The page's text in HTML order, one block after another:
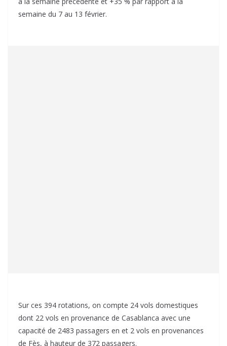
semaine du 7 au 13 février.
Sur ces 394 rotations, on compte 24 vols domestiques
dont 22 vols en provenance de Casablanca avec une
capacité de 2483 passagers en et 2 vols en provenances
de Fès, à hauteur de 372 passagers.